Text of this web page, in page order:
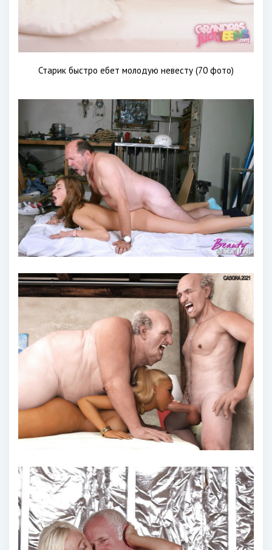
Старик быстро ебет молодую невесту (70 фото)